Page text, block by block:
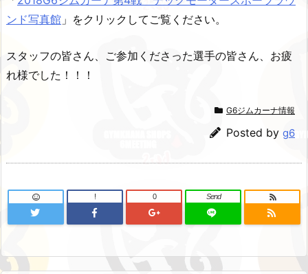
ンド写真館 」をクリックしてご覧ください。
スタッフの皆さん、ご参加くださった選手の皆さん、お疲
れ様でした！！！
G6ジムカーナ情報
Posted by g6
! 0 Send